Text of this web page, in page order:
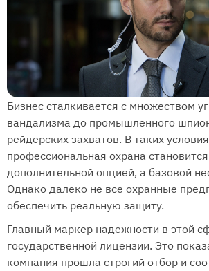
Бизнес сталкивается с множеством
вандализма до промышленного
рейдерских захватов. В таких
профессиональная охрана
дополнительной опцией, а базовой
Однако далеко не все охранные
обеспечить реальную защиту.
Главный маркер надежности в этой
государственной лицензии. Это
компания прошла строгий отбор и